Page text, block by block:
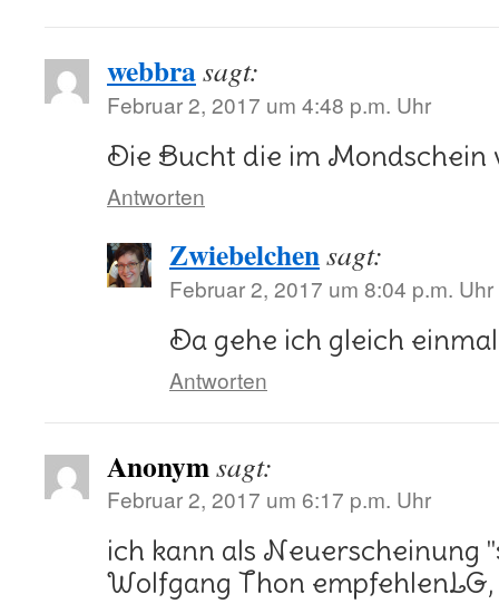
webbrasagt:
Februar 2, 2017 um 4:48 p.m. Uhr
Die Bucht die im Mondschein
Antworten
Zwiebelchensagt:
Februar 2, 2017 um 8:04 p.m. Uhr
Da gehe ich gleich
Antworten
Anonymsagt:
Februar 2, 2017 um 6:17 p.m. Uhr
ich kann als Neuerscheinung
Wolfgang Thon empfehlenLG,